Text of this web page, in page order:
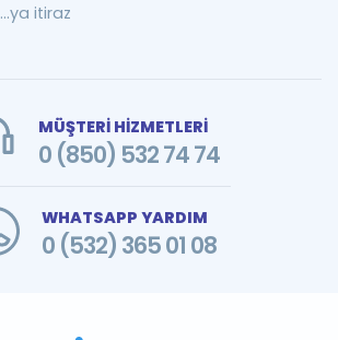
...ya itiraz
MÜŞTERİ HİZMETLERİ
0 (850) 532 74 74
WHATSAPP YARDIM
0 (532) 365 01 08